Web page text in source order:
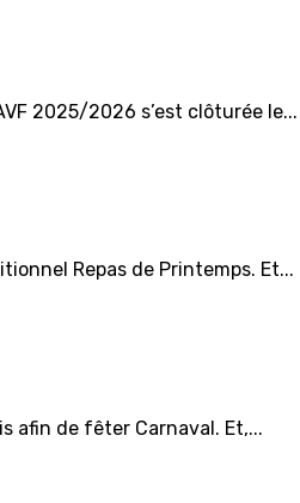
2025/2026 s’est clôturée le...
Repas de Printemps. Et...
afin de fêter Carnaval. Et,...